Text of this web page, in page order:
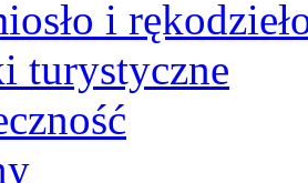
i
turystyczne